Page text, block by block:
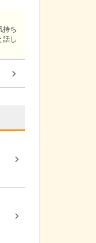
持ち
話し